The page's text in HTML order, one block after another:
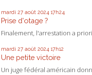
mardi 27 août 2024 17h24
Prise d'otage ?
Finalement, l'arrestation a
mardi 27 août 2024 17h12
Une petite victoire
Un juge fédéral américain